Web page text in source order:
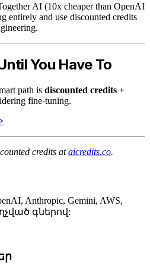
AI (10x cheaper than OpenAI
entirely and use discounted credits
You Have To
path is discounted credits +
fine-tuning.
credits ataicredits.co.
Anthropic, Gemini, AWS,
գներով: